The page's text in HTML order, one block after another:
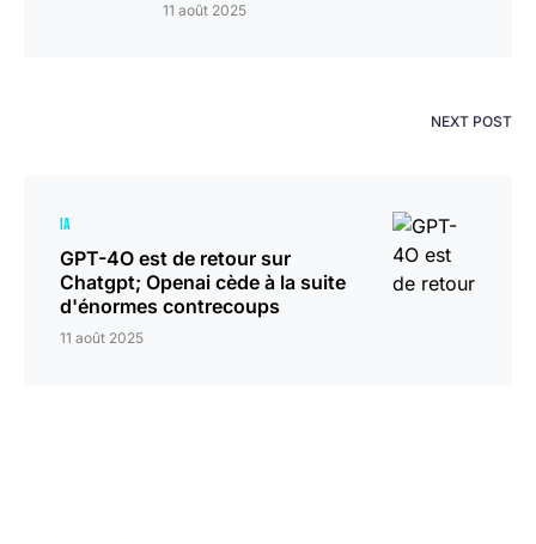
11 août 2025
NEXT POST
IA
GPT-4O est de retour sur
Chatgpt; Openai cède à la suite
d'énormes contrecoups
11 août 2025